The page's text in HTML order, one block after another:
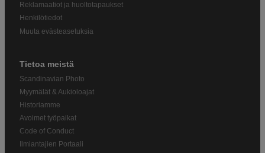
Reklamaatiot ja huoltotapaukset
Henkilötiedot
Muuta evästeasetuksia
Tietoa meistä
Scandinavian Photo
Myymälät & Aukioloajat
Historiamme
Avoimet työpaikat
Code of Conduct
Ilmiantajien Portaali